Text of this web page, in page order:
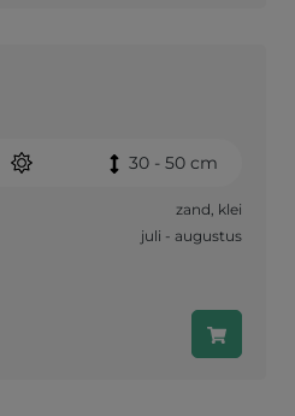
30 - 50 cm
zand, klei
juli - augustus